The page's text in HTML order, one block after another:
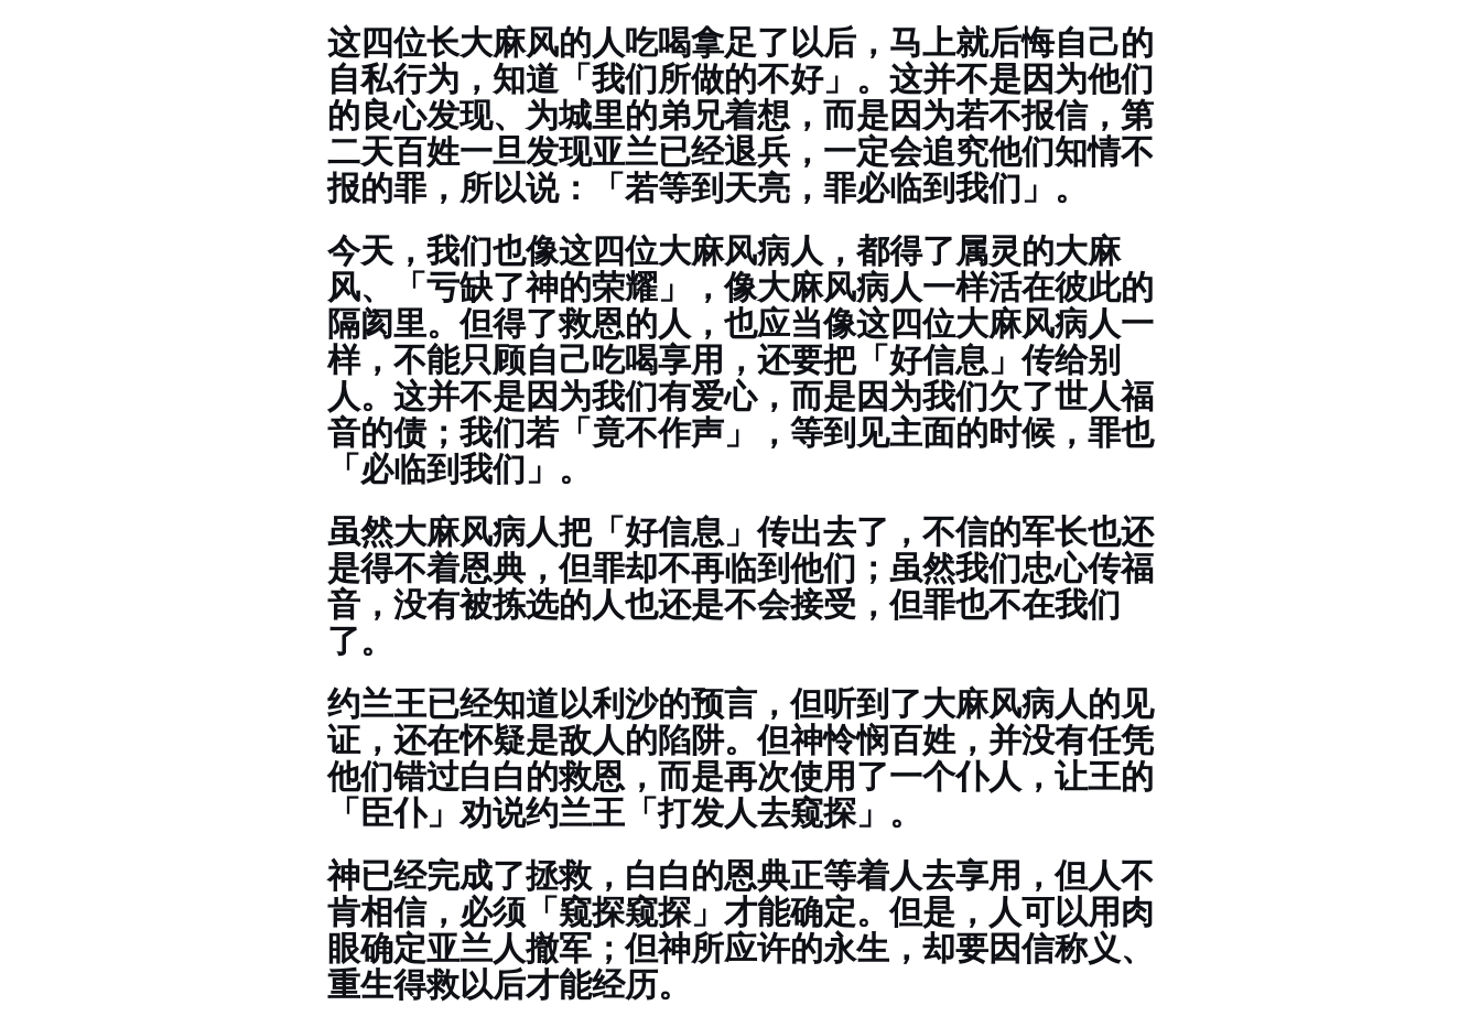
这四位长大麻风的人吃喝拿足了以后，马上就后悔自己的
自私行为，知道「我们所做的不好」。这并不是因为他们
的良心发现、为城里的弟兄着想，而是因为若不报信，第
二天百姓一旦发现亚兰已经退兵，一定会追究他们知情不
报的罪，所以说：「若等到天亮，罪必临到我们」。
今天，我们也像这四位大麻风病人，都得了属灵的大麻
风、「亏缺了神的荣耀」，像大麻风病人一样活在彼此的
隔阂里。但得了救恩的人，也应当像这四位大麻风病人一
样，不能只顾自己吃喝享用，还要把「好信息」传给别
人。这并不是因为我们有爱心，而是因为我们欠了世人福
音的债；我们若「竟不作声」，等到见主面的时候，罪也
「必临到我们」。
虽然大麻风病人把「好信息」传出去了，不信的军长也还
是得不着恩典，但罪却不再临到他们；虽然我们忠心传福
音，没有被拣选的人也还是不会接受，但罪也不在我们
了。
约兰王已经知道以利沙的预言，但听到了大麻风病人的见
证，还在怀疑是敌人的陷阱。但神怜悯百姓，并没有任凭
他们错过白白的救恩，而是再次使用了一个仆人，让王的
「臣仆」劝说约兰王「打发人去窥探」。
神已经完成了拯救，白白的恩典正等着人去享用，但人不
肯相信，必须「窥探窥探」才能确定。但是，人可以用肉
眼确定亚兰人撤军；但神所应许的永生，却要因信称义、
重生得救以后才能经历。